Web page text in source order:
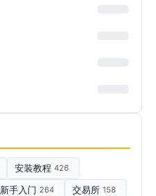
安装教程 426
新手入门 264 交易所 158